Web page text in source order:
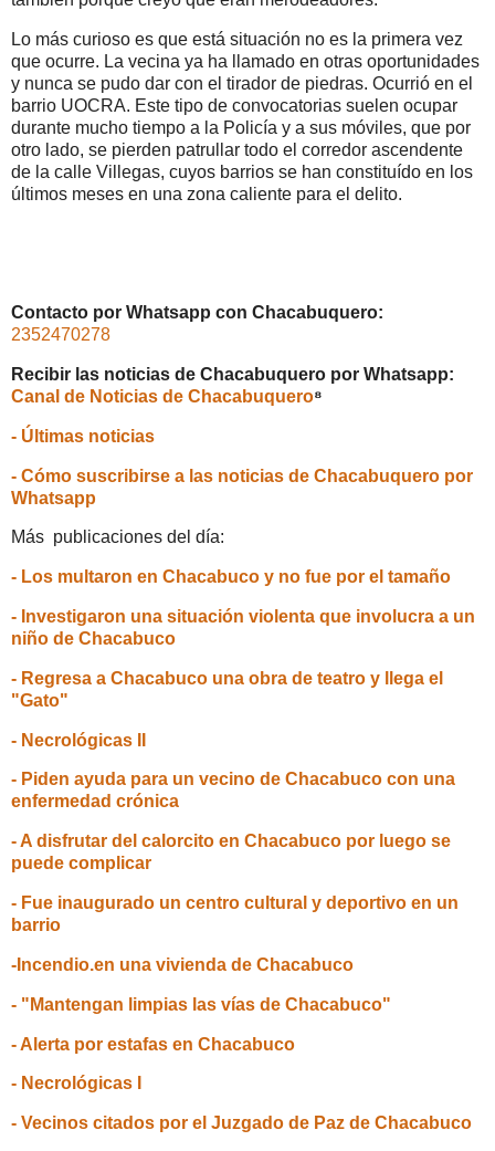
Lo más curioso es que está situación no es la primera vez
que ocurre. La vecina ya ha llamado en otras oportunidades
y nunca se pudo dar con el tirador de piedras. Ocurrió en el
barrio UOCRA. Este tipo de convocatorias suelen ocupar
durante mucho tiempo a la Policía y a sus móviles, que por
otro lado, se pierden patrullar todo el corredor ascendente
de la calle Villegas, cuyos barrios se han constituído en los
últimos meses en una zona caliente para el delito.
Contacto por Whatsapp con Chacabuquero:
2352470278
Recibir las noticias de Chacabuquero por Whatsapp:
Canal de Noticias de Chacabuquero⁸
- Últimas noticias
- Cómo suscribirse a las noticias de Chacabuquero por
Whatsapp
Más publicaciones del día:
- Los multaron en Chacabuco y no fue por el tamaño
- Investigaron una situación violenta que involucra a un
niño de Chacabuco
- Regresa a Chacabuco una obra de teatro y llega el
"Gato"
- Necrológicas II
- Piden ayuda para un vecino de Chacabuco con una
enfermedad crónica
- A disfrutar del calorcito en Chacabuco por luego se
puede complicar
- Fue inaugurado un centro cultural y deportivo en un
barrio
-Incendio.en una vivienda de Chacabuco
- "Mantengan limpias las vías de Chacabuco"
- Alerta por estafas en Chacabuco
- Necrológicas I
- Vecinos citados por el Juzgado de Paz de Chacabuco